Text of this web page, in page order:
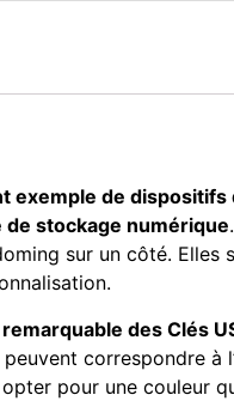
exemple de
stockage numérique
sur un côté.
des Clés
correspondre
pour une couleur